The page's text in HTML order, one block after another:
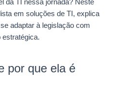
da TI nessa jornada? Neste
em soluções de TI, explica
adaptar à legislação com
por que ela é